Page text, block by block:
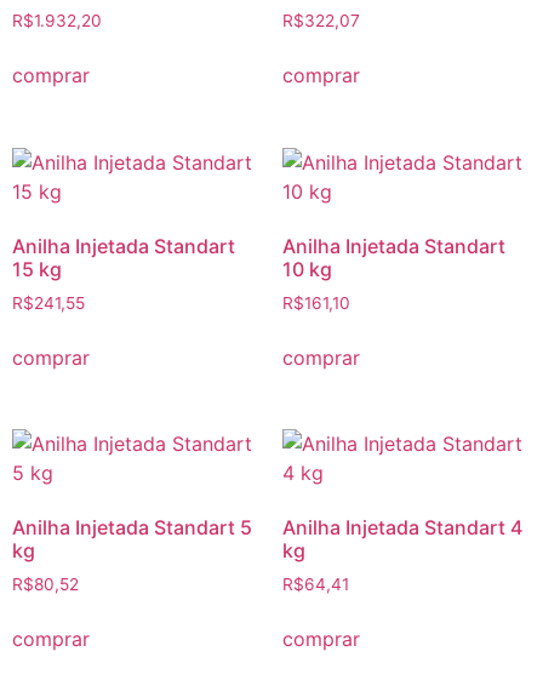
R$1.932,20
comprar
R$322,07
comprar
Anilha Injetada Standart
15 kg
R$241,55
comprar
Anilha Injetada Standart
10 kg
R$161,10
comprar
Anilha Injetada Standart 5
kg
R$80,52
comprar
Anilha Injetada Standart 4
kg
R$64,41
comprar